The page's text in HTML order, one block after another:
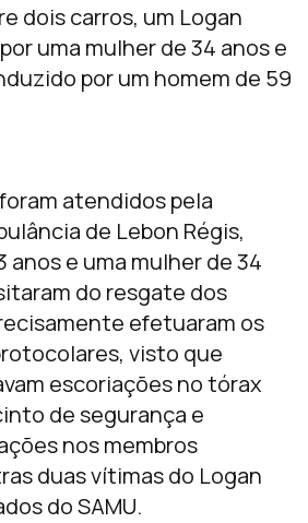
dois carros, um Logan
uma mulher de 34 anos e
por um homem de 59
atendidos pela
de Lebon Régis,
anos e uma mulher de 34
do resgate dos
efetuaram os
visto que
escoriações no tórax
de segurança e
nos membros
duas vítimas do Logan
do SAMU.